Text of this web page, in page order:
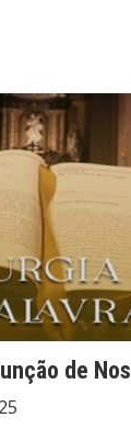
de